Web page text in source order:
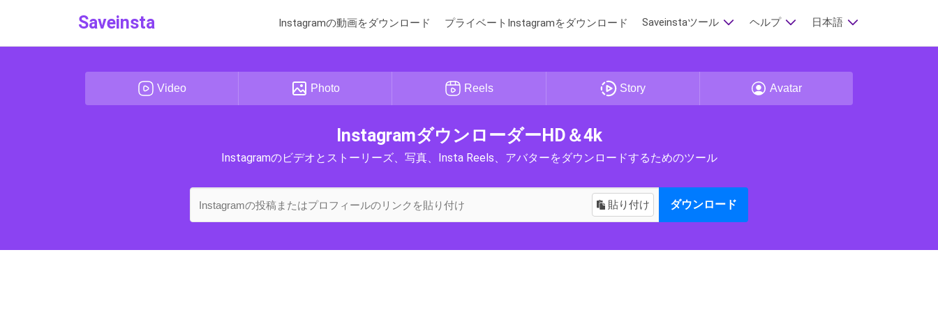
Saveinsta Instagramの動画をダウンロード プライベートInstagramをダウンロード Saveinstaツール ヘルプ 日本語
Video Photo Reels Story Avatar
InstagramダウンローダーHD＆4k
Instagramのビデオとストーリーズ、写真、Insta Reels、アバターをダウンロードするためのツール
貼り付け ダウンロード